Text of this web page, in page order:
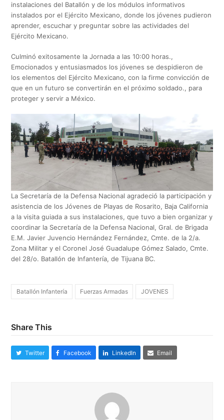
instalaciones del Batallón y de los módulos informativos
instalados por el Ejército Mexicano, donde los jóvenes pudieron
aprender, escuchar y preguntar sobre las actividades del
Ejército Mexicano.
Culminó exitosamente la Jornada a las 10:00 horas.,
Emocionados y entusiasmados los jóvenes se despidieron de
los elementos del Ejército Mexicano, con la firme convicción de
que en un futuro se convertirán en el próximo soldado., para
proteger y servir a México.
La Secretaría de la Defensa Nacional agradeció la participación y
asistencia de los Jóvenes de Playas de Rosarito, Baja California
a la visita guiada a sus instalaciones, que tuvo a bien organizar y
coordinar la Secretaría de la Defensa Nacional, Gral. de Brigada
E.M. Javier Juvencio Hernández Fernández, Cmte. de la 2/a.
Zona Militar y el Coronel José Guadalupe Gómez Salado, Cmte.
del 28/o. Batallón de Infantería, de Tijuana BC.
Batallón Infantería Fuerzas Armadas JOVENES
Share This
Twitter Facebook LinkedIn Email